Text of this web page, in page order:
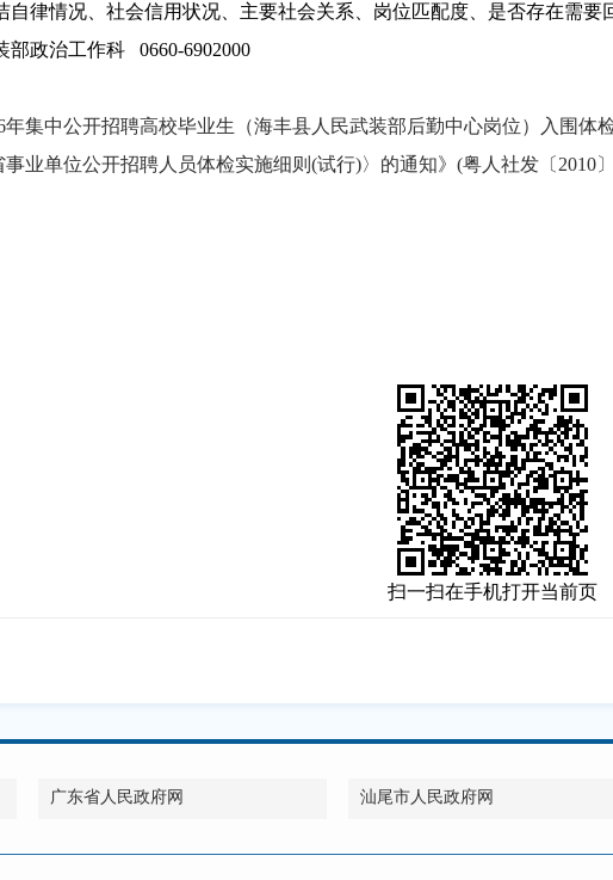
自律情况、社会信用状况、主要社会关系、岗位匹配度、是否存在需要
政治工作科 0660-6902000
年集中公开招聘高校毕业生（海丰县人民武装部后勤中心岗位）入围体
业单位公开招聘人员体检实施细则(试行)〉的通知》(粤人社发〔2010
扫一扫在手机打开当前页
广东省人民政府网 汕尾市人民政府网